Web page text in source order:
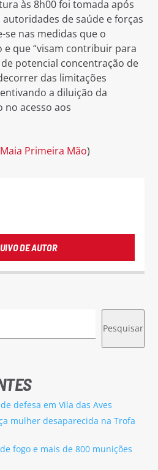
às 8h00 foi tomada após
de saúde e forças
se nas medidas que o
que “visam contribuir para
potencial concentração de
das limitações
a diluição da
acesso aos
Maia Primeira Mão)
DE AUTOR
Pesquisar
defesa em Vila das Aves
mulher desaparecida na Trofa
fogo e mais de 800 munições